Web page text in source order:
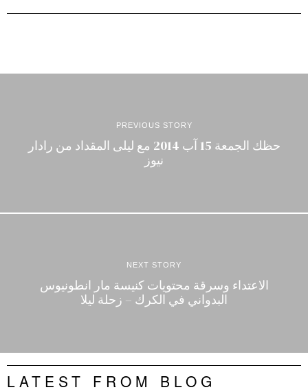
PREVIOUS STORY
حظك الجمعة 15 آب 2014 مع ليلى المقداد من رادار
نيوز
NEXT STORY
الاعتداء وسرقة محتويات كنيسة مار انطونيوس
البدواني في الكرك – زحلة ليلا
LATEST FROM BLOG